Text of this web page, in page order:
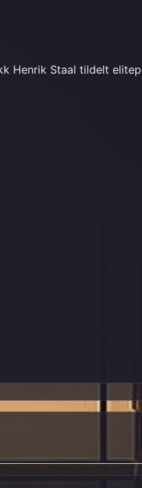
Henrik Staal tildelt